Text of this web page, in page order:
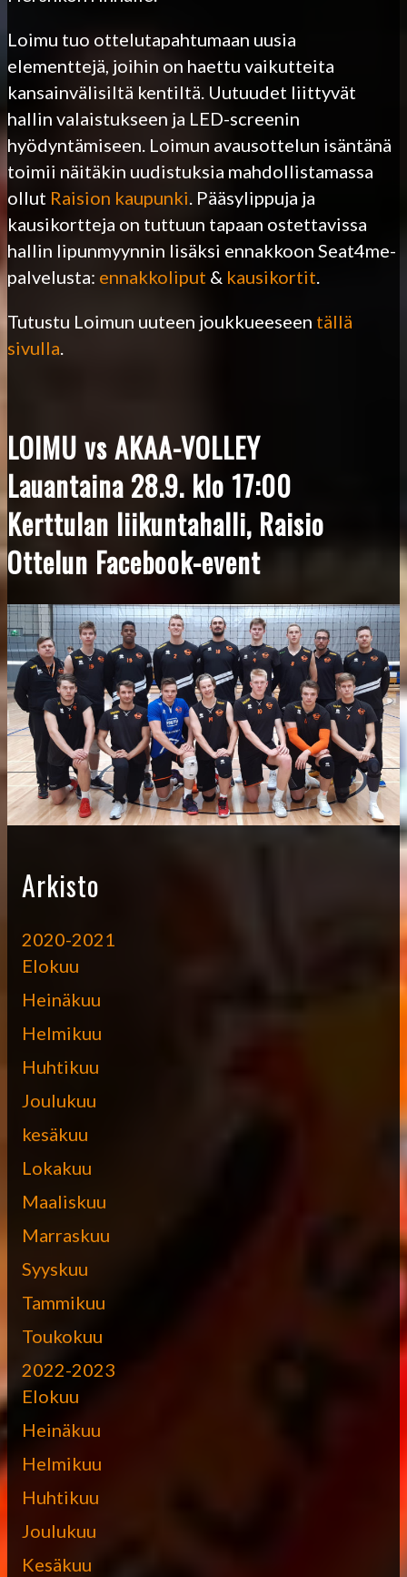
Loimu tuo ottelutapahtumaan uusia
elementtejä, joihin on haettu vaikutteita
kansainvälisiltä kentiltä. Uutuudet liittyvät
hallin valaistukseen ja LED-screenin
hyödyntämiseen. Loimun avausottelun isäntänä
toimii näitäkin uudistuksia mahdollistamassa
ollut Raision kaupunki. Pääsylippuja ja
kausikortteja on tuttuun tapaan ostettavissa
hallin lipunmyynnin lisäksi ennakkoon Seat4me-
palvelusta: ennakkoliput & kausikortit.
Tutustu Loimun uuteen joukkueeseen tällä
sivulla.
LOIMU vs AKAA-VOLLEY
Lauantaina 28.9. klo 17:00
Kerttulan liikuntahalli, Raisio
Ottelun Facebook-event
Arkisto
2020-2021
Elokuu
Heinäkuu
Helmikuu
Huhtikuu
Joulukuu
kesäkuu
Lokakuu
Maaliskuu
Marraskuu
Syyskuu
Tammikuu
Toukokuu
2022-2023
Elokuu
Heinäkuu
Helmikuu
Huhtikuu
Joulukuu
Kesäkuu